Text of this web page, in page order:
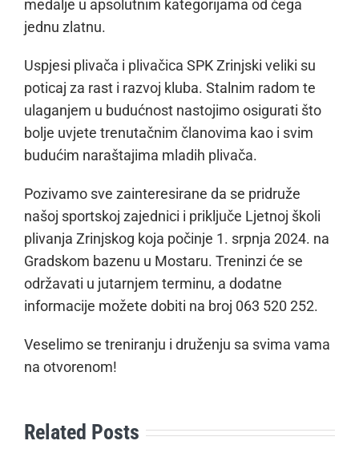
medalje u apsolutnim kategorijama od čega
jednu zlatnu.
Uspjesi plivača i plivačica SPK Zrinjski veliki su
poticaj za rast i razvoj kluba. Stalnim radom te
ulaganjem u budućnost nastojimo osigurati što
bolje uvjete trenutačnim članovima kao i svim
budućim naraštajima mladih plivača.
Pozivamo sve zainteresirane da se pridruže
našoj sportskoj zajednici i priključe Ljetnoj školi
plivanja Zrinjskog koja počinje 1. srpnja 2024. na
Gradskom bazenu u Mostaru. Treninzi će se
održavati u jutarnjem terminu, a dodatne
informacije možete dobiti na broj 063 520 252.
Veselimo se treniranju i druženju sa svima vama
na otvorenom!
Related Posts